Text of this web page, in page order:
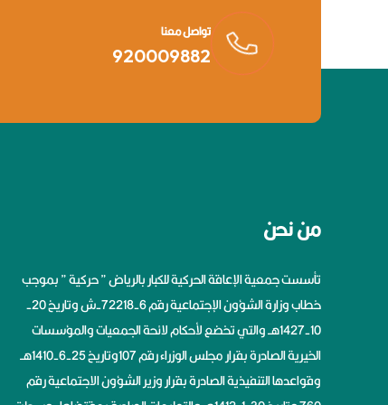
تواصل معنا
920009882
من نحن
تأسست جمعية الإعاقة الحركية للكبار بالرياض ” حركية ” بموجب
خطاب وزارة الشؤون الإجتماعية رقم 6-72218-ش وتاريخ 20-
10-1427هــ والتي تخضع لأحكام لائحة الجمعيات والمؤسسات
الخيرية الصادرة بقرار مجلس الوزراء رقم 107وتاريخ 25-6-1410هــ
وقواعدها التنفيذية الصادرة بقرار وزير الشؤون الاجتماعية رقم